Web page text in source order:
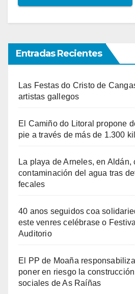
Entradas Recientes
Las Festas do Cristo de
artistas gallegos
El Camiño do Litoral propone
pie a través de más de 1.300
La playa de Arneles, en
contaminación del agua tras
fecales
40 anos seguidos coa
este venres celébrase o
Auditorio
El PP de Moaña
poner en riesgo la
sociales de As Raíñas